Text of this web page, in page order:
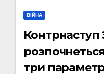
ВІЙНА
Контрнаступ
три